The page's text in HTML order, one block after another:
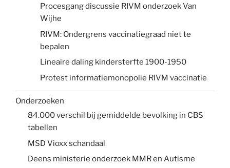
Procesgang discussie RIVM onderzoek Van
Wijhe
RIVM: Ondergrens vaccinatiegraad niet te
bepalen
Lineaire daling kindersterfte 1900-1950
Protest informatiemonopolie RIVM vaccinatie
Onderzoeken
84.000 verschil bij gemiddelde bevolking in CBS
tabellen
MSD Vioxx schandaal
Deens ministerie onderzoek MMR en Autisme